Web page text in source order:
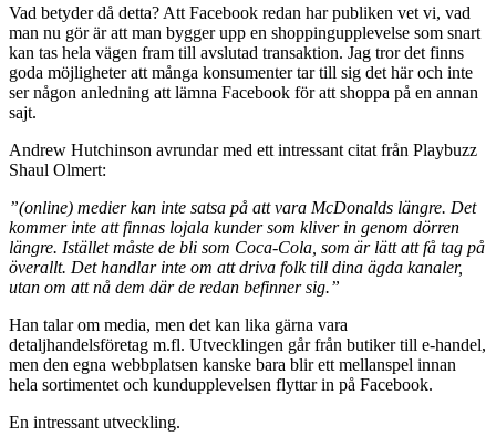
Vad betyder då detta? Att Facebook redan har publiken vet vi, vad
man nu gör är att man bygger upp en shoppingupplevelse som snart
kan tas hela vägen fram till avslutad transaktion. Jag tror det finns
goda möjligheter att många konsumenter tar till sig det här och inte
ser någon anledning att lämna Facebook för att shoppa på en annan
sajt.
Andrew Hutchinson avrundar med ett intressant citat från Playbuzz
Shaul Olmert:
”(online) medier kan inte satsa på att vara McDonalds längre. Det
kommer inte att finnas lojala kunder som kliver in genom dörren
längre. Istället måste de bli som Coca-Cola, som är lätt att få tag på
överallt. Det handlar inte om att driva folk till dina ägda kanaler,
utan om att nå dem där de redan befinner sig.”
Han talar om media, men det kan lika gärna vara
detaljhandelsföretag m.fl. Utvecklingen går från butiker till e-handel,
men den egna webbplatsen kanske bara blir ett mellanspel innan
hela sortimentet och kundupplevelsen flyttar in på Facebook.
En intressant utveckling.